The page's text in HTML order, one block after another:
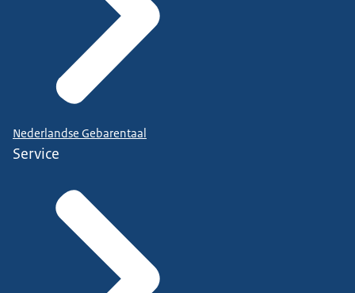
Nederlandse Gebarentaal
Service